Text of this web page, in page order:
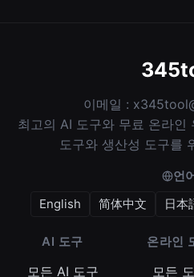
이메일 :
최고의 AI 도구와 무료 온라인
도구와 생산성 도구를
언
English
简体中文 日本
AI 도구
모든 AI 도구
온라인
모든